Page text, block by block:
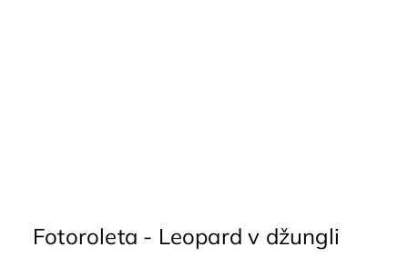
Fotoroleta - Leopard v džungli